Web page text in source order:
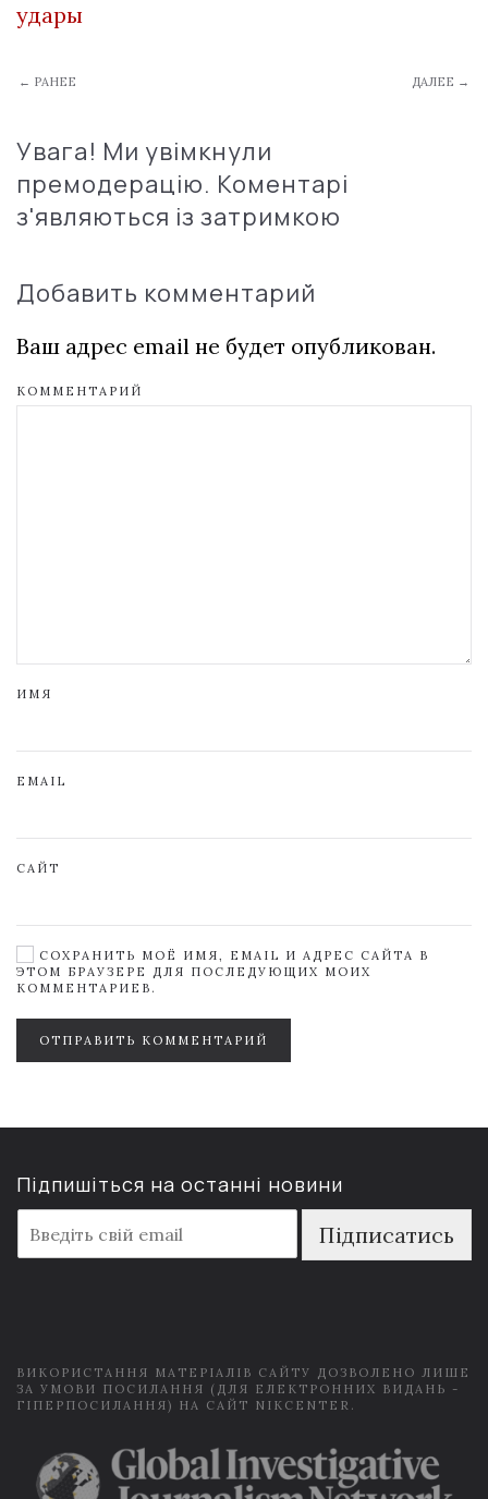
удары
← РАНЕЕ ДАЛЕЕ →
Увага! Ми увімкнули
премодерацію. Коментарі
з'являються із затримкою
Добавить комментарий
Ваш адрес email не будет опубликован.
КОММЕНТАРИЙ
ИМЯ
EMAIL
САЙТ
СОХРАНИТЬ МОЁ ИМЯ, EMAIL И АДРЕС САЙТА В
ЭТОМ БРАУЗЕРЕ ДЛЯ ПОСЛЕДУЮЩИХ МОИХ
КОММЕНТАРИЕВ.
ОТПРАВИТЬ КОММЕНТАРИЙ
Підпишіться на останні новини
m
a
Підписатись
ВИКОРИСТАННЯ МАТЕРІАЛІВ САЙТУ ДОЗВОЛЕНО ЛИШЕ
ЗА УМОВИ ПОСИЛАННЯ (ДЛЯ ЕЛЕКТРОННИХ ВИДАНЬ -
ГІПЕРПОСИЛАННЯ) НА САЙТ NIKCENTER.